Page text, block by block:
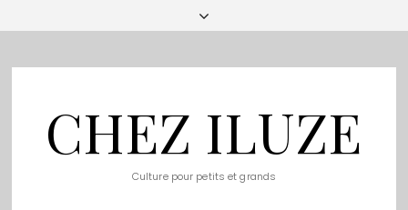
CHEZ ILUZE
Culture pour petits et grands